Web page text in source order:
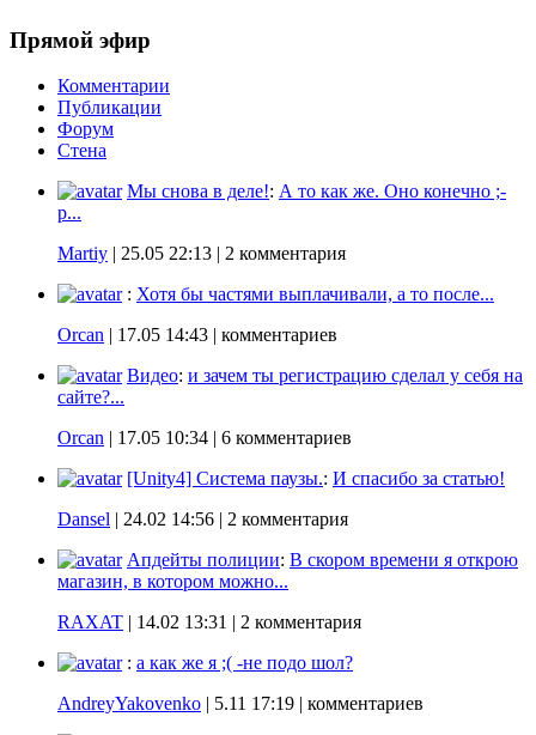
Прямой эфир
Комментарии
Публикации
Форум
Стена
Мы снова в деле!: А то как же. Оно конечно ;-
p...
Martiy | 25.05 22:13 | 2 комментария
: Хотя бы частями выплачивали, а то после...
Orcan | 17.05 14:43 | комментариев
Видео: и зачем ты регистрацию сделал у себя на
сайте?...
Orcan | 17.05 10:34 | 6 комментариев
[Unity4] Система паузы.: И спасибо за статью!
Dansel | 24.02 14:56 | 2 комментария
Апдейты полиции: В скором времени я открою
магазин, в котором можно...
RAXAT | 14.02 13:31 | 2 комментария
: а как же я ;( -не подо шол?
AndreyYakovenko | 5.11 17:19 | комментариев